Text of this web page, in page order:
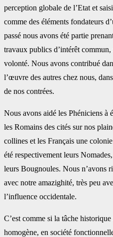
perception globale de l’Etat et
comme des éléments fondateurs
passé nous avons été partie
travaux publics d’intérêt
volonté. Nous avons contribué
l’œuvre des autres chez nous,
de nos contrées.
Nous avons aidé les Phéniciens à
les Romains des cités sur nos
collines et les Français une
été respectivement leurs
leurs Bougnoules. Nous n’avons
avec notre amazighité, très peu
l’influence occidentale.
C’est comme si la tâche
homogène, en société